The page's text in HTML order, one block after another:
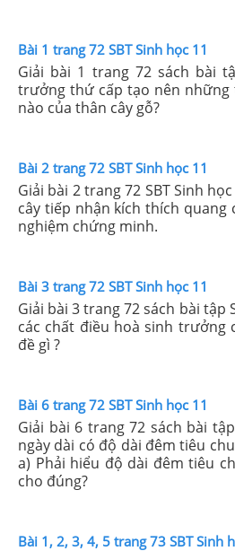
Bài 1 trang 72 SBT Sinh học 11
Giải bài 1 trang 72 sách bài
trưởng thứ cấp tạo nên những
nào của thân cây gỗ?
Bài 2 trang 72 SBT Sinh học 11
Giải bài 2 trang 72 SBT Sinh
cây tiếp nhận kích thích quang
nghiệm chứng minh.
Bài 3 trang 72 SBT Sinh học 11
Giải bài 3 trang 72 sách bài tập
các chất điều hoà sinh trưởng
đề gì ?
Bài 6 trang 72 SBT Sinh học 11
Giải bài 6 trang 72 sách bài
ngày dài có độ dài đêm tiêu
a) Phải hiểu độ dài đêm tiêu
cho đúng?
Bài 1, 2, 3, 4, 5 trang 73 SBT Sinh